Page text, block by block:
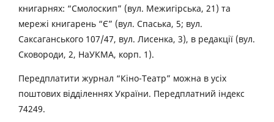
книгарнях: “Смолоскип” (вул. Межигірська, 21) та
мережі книгарень “Є” (вул. Спаська, 5; вул.
Саксаганського 107/47, вул. Лисенка, 3), в редакції (вул.
Сковороди, 2, НаУКМА, корп. 1).
Передплатити журнал “Кіно-Театр” можна в усіх
поштових відділеннях України. Передплатний індекс
74249.